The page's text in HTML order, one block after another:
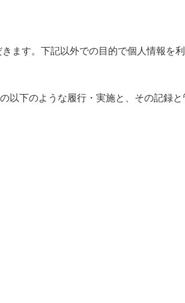
ます。下記以外での目的で個人情報を
以下のような履行・実施と、その記録と